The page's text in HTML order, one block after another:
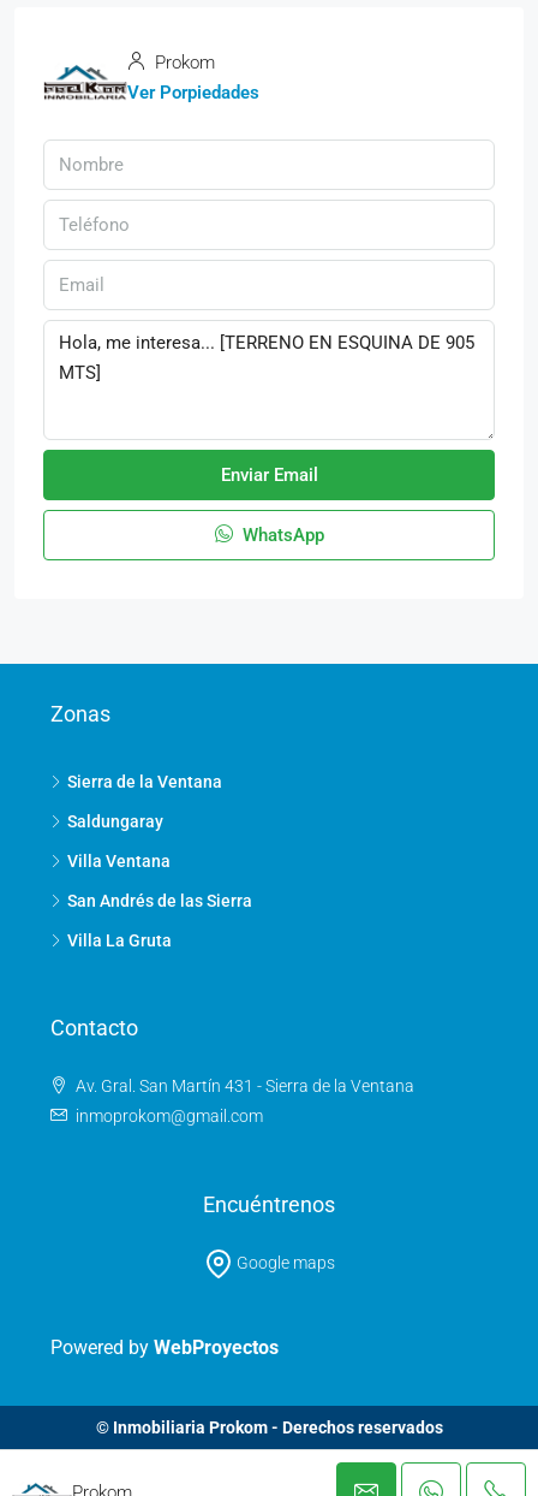
Prokom
Ver Porpiedades
Enviar Email
WhatsApp
Zonas
Sierra de la Ventana
Saldungaray
Villa Ventana
San Andrés de las Sierra
Villa La Gruta
Contacto
Av. Gral. San Martín 431 - Sierra de la Ventana
inmoprokom@gmail.com
Encuéntrenos
Google maps
Powered by WebProyectos
© Inmobiliaria Prokom - Derechos reservados